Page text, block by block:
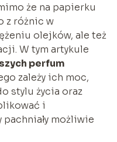
że na papierku
z różnic w
olejków, ale też
W tym artykule
perfum
zależy ich moc,
stylu życia oraz
i
pachniały możliwie